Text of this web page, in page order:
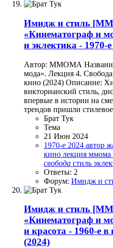
Имидж и стиль
«Кинематограф и
и эклектика - 1970-
Автор: ММОМА
мода». Лекция 4.
кино (2024) Описание:
викторианский стиль,
впервые в истории на
трендов пришли
Брат Тук
Тема
21 Июн 2024
1970-е 2024 автор
кино лекция ммома
свобода стиль
Ответы: 2
Форум: Имидж и
Имидж и стиль
«Кинематограф и
и красота - 1960-е
(2024)